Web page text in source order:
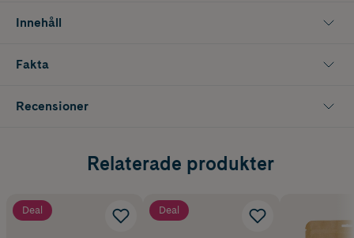
Innehåll
Fakta
Recensioner
Relaterade produkter
Deal Deal